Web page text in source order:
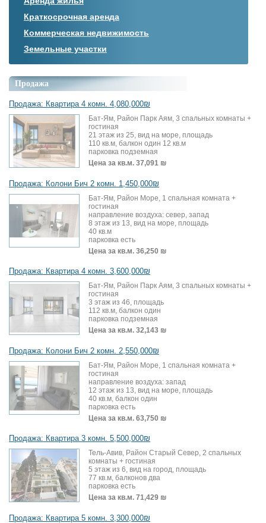
Краткосрочная аренда
Коммерческая недвижимость
Земельные участки
Продажа
Продажа: Квартира 4 комн. 4,080,000₪
Бат-Ям, Район Парк Аям, 3 спальных комнаты +
гостиная
21 этаж из 25, вид на море, площадь
110 кв.м, балкон один 12 кв.м
парковка подземная
Цена за кв.м. 37,091 ₪
Продажа: Колони Бич 2 комн. 1,450,000₪
Бат-Ям, Район Море, 1 спальная комната +
гостиная
направление воздуха: север, запад
8 этаж из 13, вид на море, площадь
40 кв.м
парковка есть
Цена за кв.м. 36,250 ₪
Продажа: Квартира 4 комн. 3,600,000₪
Бат-Ям, Район Парк Аям, 3 спальных комнаты +
гостиная
3 этаж из 46, площадь
112 кв.м, балкон один
парковка подземная
Цена за кв.м. 32,143 ₪
Продажа: Колони Бич 2 комн. 2,550,000₪
Бат-Ям, Район Море, 1 спальная комната +
гостиная
направление воздуха: запад
12 этаж из 13, вид на море, площадь
40 кв.м, балкон один
парковка есть
Цена за кв.м. 63,750 ₪
Продажа: Квартира 3 комн. 5,500,000₪
Тель-Авив, Район Старый Север, 2 спальных
комнаты + гостиная
5 этаж из 6, вид на город, площадь
77 кв.м, балконов два
парковка есть
Цена за кв.м. 71,429 ₪
Продажа: Квартира 5 комн. 3,300,000₪